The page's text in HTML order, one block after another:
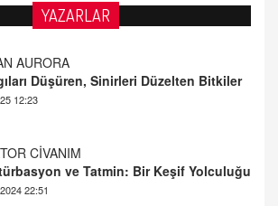
YAZARLAR
AURORA
Düşüren, Sinirleri Düzelten Bitkiler
CİVANIM
22:51